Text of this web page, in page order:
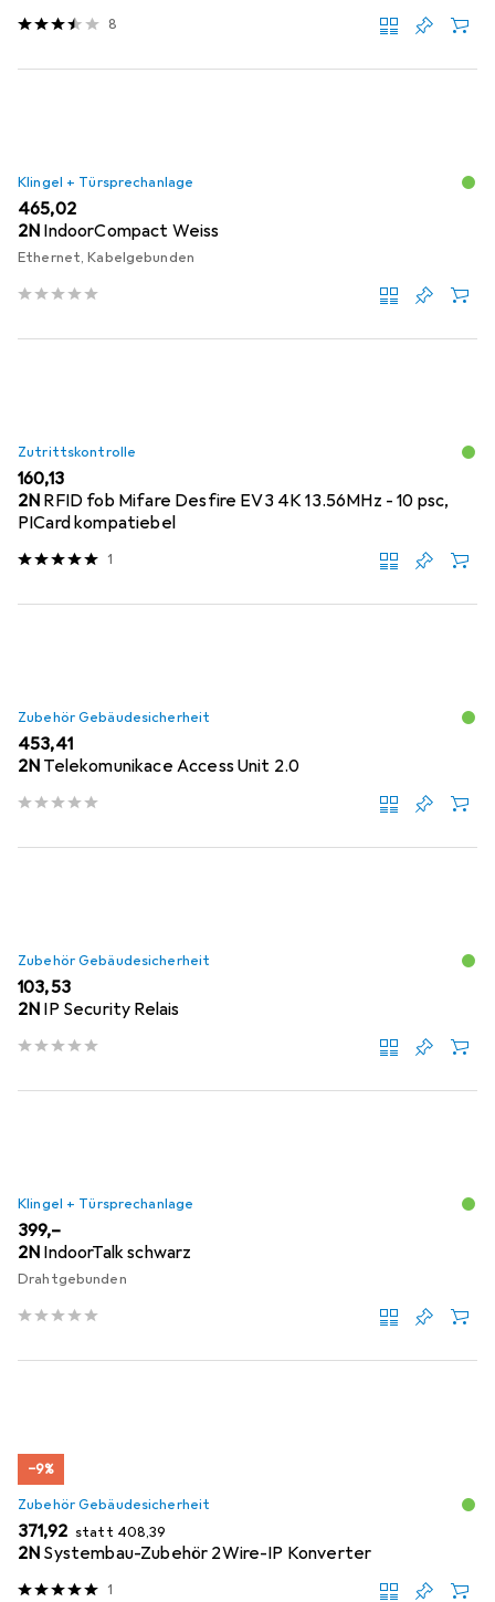
8
Klingel + Türsprechanlage
EUR
465,02
2N IndoorCompact Weiss
Ethernet, Kabelgebunden
Zutrittskontrolle
EUR
160,13
2N RFID fob Mifare Desfire EV3 4K 13.56MHz - 10 psc,
PICard kompatiebel
1
Zubehör Gebäudesicherheit
EUR
453,41
2N Telekomunikace Access Unit 2.0
Zubehör Gebäudesicherheit
EUR
103,53
2N IP Security Relais
Klingel + Türsprechanlage
EUR
399,–
2N IndoorTalk schwarz
Drahtgebunden
−9%
Zubehör Gebäudesicherheit
EUR
371,92 statt EUR
408,39
2N Systembau-Zubehör 2Wire-IP Konverter
1